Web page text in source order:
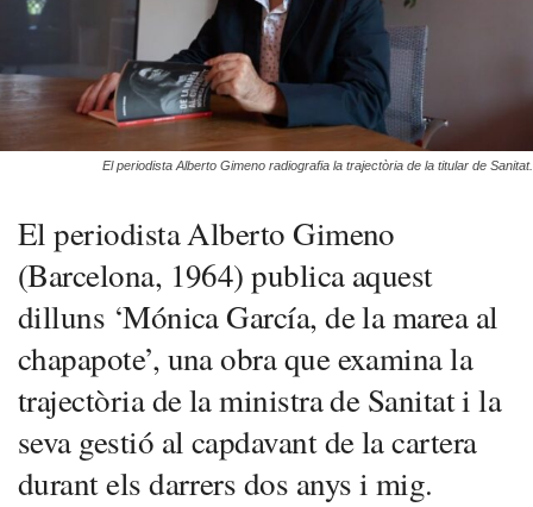
El periodista Alberto Gimeno radiografia la trajectòria de la titular de Sanitat.
El periodista Alberto Gimeno
(Barcelona, 1964) publica aquest
dilluns ‘Mónica García, de la marea al
chapapote’, una obra que examina la
trajectòria de la ministra de Sanitat i la
seva gestió al capdavant de la cartera
durant els darrers dos anys i mig.